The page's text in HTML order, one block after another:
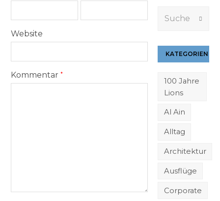
Website
Kommentar*
KATEGORIEN
100 Jahre
Lions
Al Ain
Alltag
Architektur
Ausflüge
Corporate